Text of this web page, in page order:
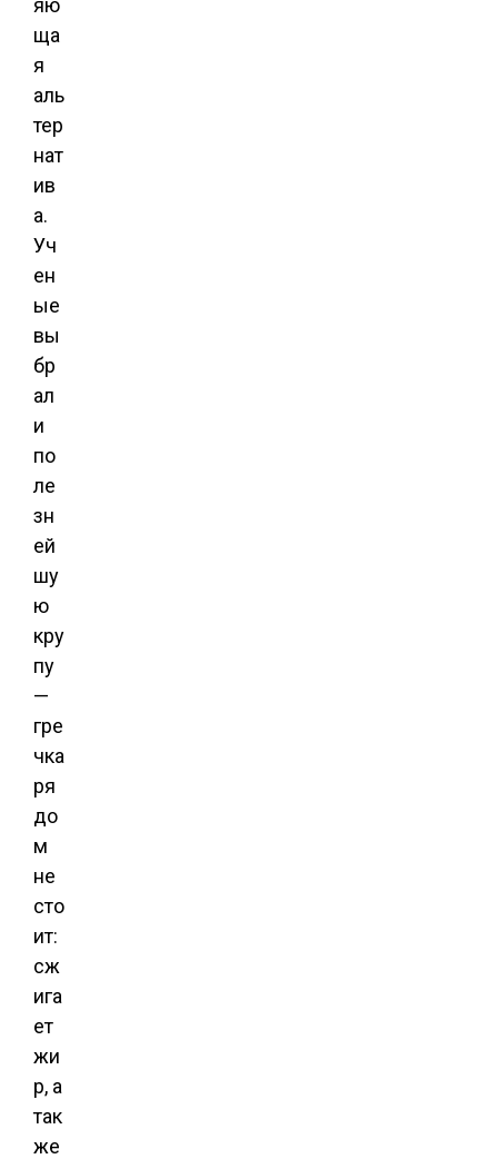
яю
ща
я
аль
тер
нат
ив
а.
Уч
ен
ые
вы
бр
ал
и
по
ле
зн
ей
шу
ю
кру
пу
—
гре
чка
ря
до
м
не
сто
ит:
сж
ига
ет
жи
р, а
так
же